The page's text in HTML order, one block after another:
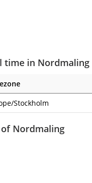
time in Nordmaling
Stockholm
Nordmaling